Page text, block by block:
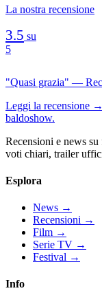
La nostra recensione
3.5 su
5
"Quasi grazia" —
Leggi la recensione →
baldoshow.
Recensioni e news
voti chiari, trailer
Esplora
News →
Recensioni →
Film →
Serie TV →
Festival →
Info